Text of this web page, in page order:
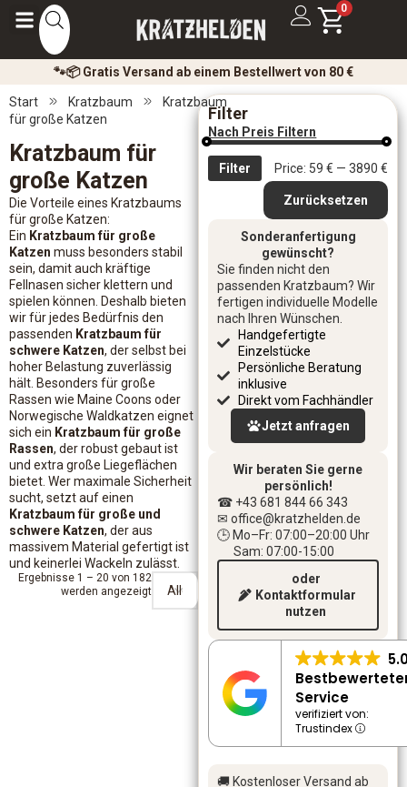
0
🐾📦 Gratis Versand ab einem Bestellwert von 80 €
Filter
Nach Preis Filtern
Filter Price: 59 € — 3890 €
Zurücksetzen
Sonderanfertigung
gewünscht?
Sie finden nicht den
passenden Kratzbaum? Wir
fertigen individuelle Modelle
nach Ihren Wünschen.
Handgefertigte
Einzelstücke
Persönliche Beratung
inklusive
Direkt vom Fachhändler
Jetzt anfragen
Wir beraten Sie gerne
persönlich!
☎ +43 681 844 66 343
✉ office@kratzhelden.de
🕒 Mo–Fr: 07:00–20:00 Uhr
Sam: 07:00-15:00
oder
Kontaktformular
nutzen
Service
verifiziert von:
Trustindex
🚚 Kostenloser Versand ab
Start Kratzbaum
Kratzbaum
für große Katzen
Kratzbaum für
große Katzen
Die Vorteile eines Kratzbaums
für große Katzen:
Ein Kratzbaum für große
Katzen muss besonders stabil
sein, damit auch kräftige
Fellnasen sicher klettern und
spielen können. Deshalb bieten
wir für jedes Bedürfnis den
passenden Kratzbaum für
schwere Katzen, der selbst bei
hoher Belastung zuverlässig
hält. Besonders für große
Rassen wie Maine Coons oder
Norwegische Waldkatzen eignet
sich ein Kratzbaum für große
Rassen, der robust gebaut ist
und extra große Liegeflächen
bietet. Wer maximale Sicherheit
sucht, setzt auf einen
Kratzbaum für große und
schwere Katzen, der aus
massivem Material gefertigt ist
und keinerlei Wackeln zulässt.
Ergebnisse 1 – 20 von 182
werden angezeigt